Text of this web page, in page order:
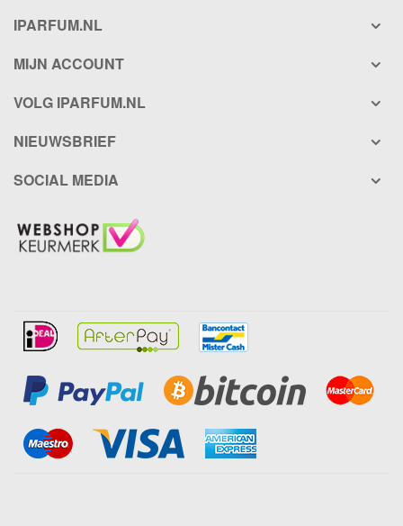
IPARFUM.NL
MIJN ACCOUNT
VOLG IPARFUM.NL
NIEUWSBRIEF
SOCIAL MEDIA